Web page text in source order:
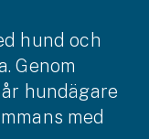
hund och
Genom
hundägare
med